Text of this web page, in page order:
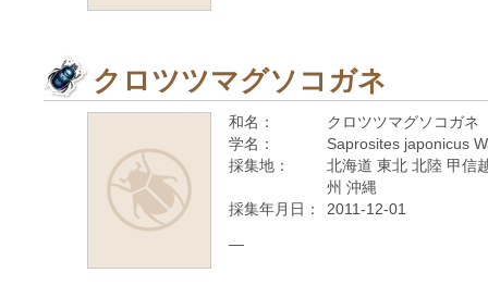
クロツツマグソコガネ
和名：
クロツツマグソコガネ
学名：
Saprosites japonicus
採集地：
北海道 東北 北陸 甲信
州 沖縄
採集年月日：
2011-12-01
—